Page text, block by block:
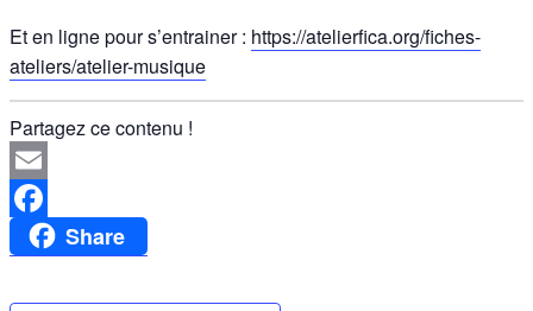
Et en ligne pour s’entrainer : https://atelierfica.org/fiches-
ateliers/atelier-musique
Partagez ce contenu !
Email
FacebookShare